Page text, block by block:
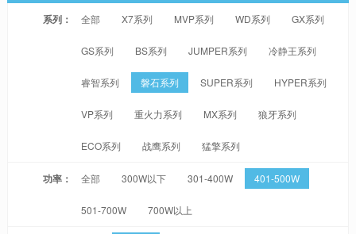
系列： 全部 X7系列 MVP系列 WD系列 GX系列
GS系列 BS系列 JUMPER系列 冷静王系列
睿智系列 磐石系列 SUPER系列 HYPER系列
VP系列 重火力系列 MX系列 狼牙系列
ECO系列 战鹰系列 猛擎系列
功率： 全部 300W以下 301-400W 401-500W
501-700W 700W以上